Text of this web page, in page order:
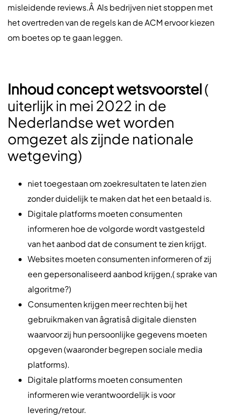
misleidende reviews.Â Als bedrijven niet stoppen met
het overtreden van de regels kan de ACM ervoor kiezen
om boetes op te gaan leggen.
Inhoud concept wetsvoorstel(
uiterlijk in mei 2022 in de
Nederlandse wet worden
omgezet als zijnde nationale
wetgeving)
niet toegestaan om zoekresultaten te laten zien
zonder duidelijk te maken dat het een betaald is.
Digitale platforms moeten consumenten
informeren hoe de volgorde wordt vastgesteld
van het aanbod dat de consument te zien krijgt.
Websites moeten consumenten informeren of zij
een gepersonaliseerd aanbod krijgen,( sprake van
algoritme?)
Consumenten krijgen meer rechten bij het
gebruikmaken van âgratisâ digitale diensten
waarvoor zij hun persoonlijke gegevens moeten
opgeven (waaronder begrepen sociale media
platforms).
Digitale platforms moeten consumenten
informeren wie verantwoordelijk is voor
levering/retour.